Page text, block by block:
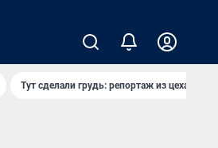
Тут сделали грудь: репортаж из цеха